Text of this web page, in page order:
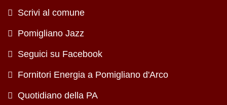
Scrivi al comune
Pomigliano Jazz
Seguici su Facebook
Fornitori Energia a Pomigliano d'Arco
Quotidiano della PA